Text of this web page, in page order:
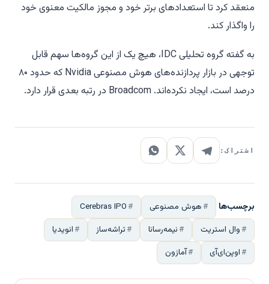
منعقد کرد تا استعدادهای برتر خود و مجوز مالکیت معنوی خود
را واگذار کند.
به گفته گروه تحلیلی IDC، هیچ یک از این گروه‌ها سهم قابل
توجهی در بازار پردازنده‌های هوش مصنوعی Nvidia که حدود ۸۰
درصد است، ایجاد نکرده‌اند. Broadcom در رتبه بعدی قرار دارد.
اشتراک:
برچسب‌ها هوش مصنوعی
Cerebras IPO
وال استریت
نیمه‌رسانا تراشه‌ساز
انویدیا
اوپن‌ای‌آی
آمازون